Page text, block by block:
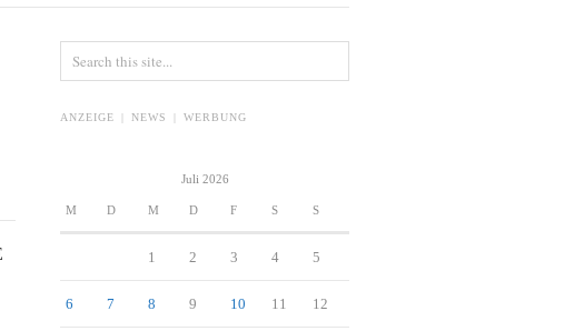
ANZEIGE | NEWS | WERBUNG
Juli 2026
M D M D F S S
1 2 3 4 5
6 7 8 9 10 11 12